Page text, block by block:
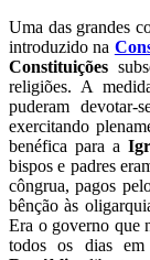
Uma das grandes
introduzido na
Constituições
religiões. A
puderam devotar-
exercitando
benéfica para a
bispos e padres
côngrua, pagos
bênção às
Era o governo que
todos os dias em